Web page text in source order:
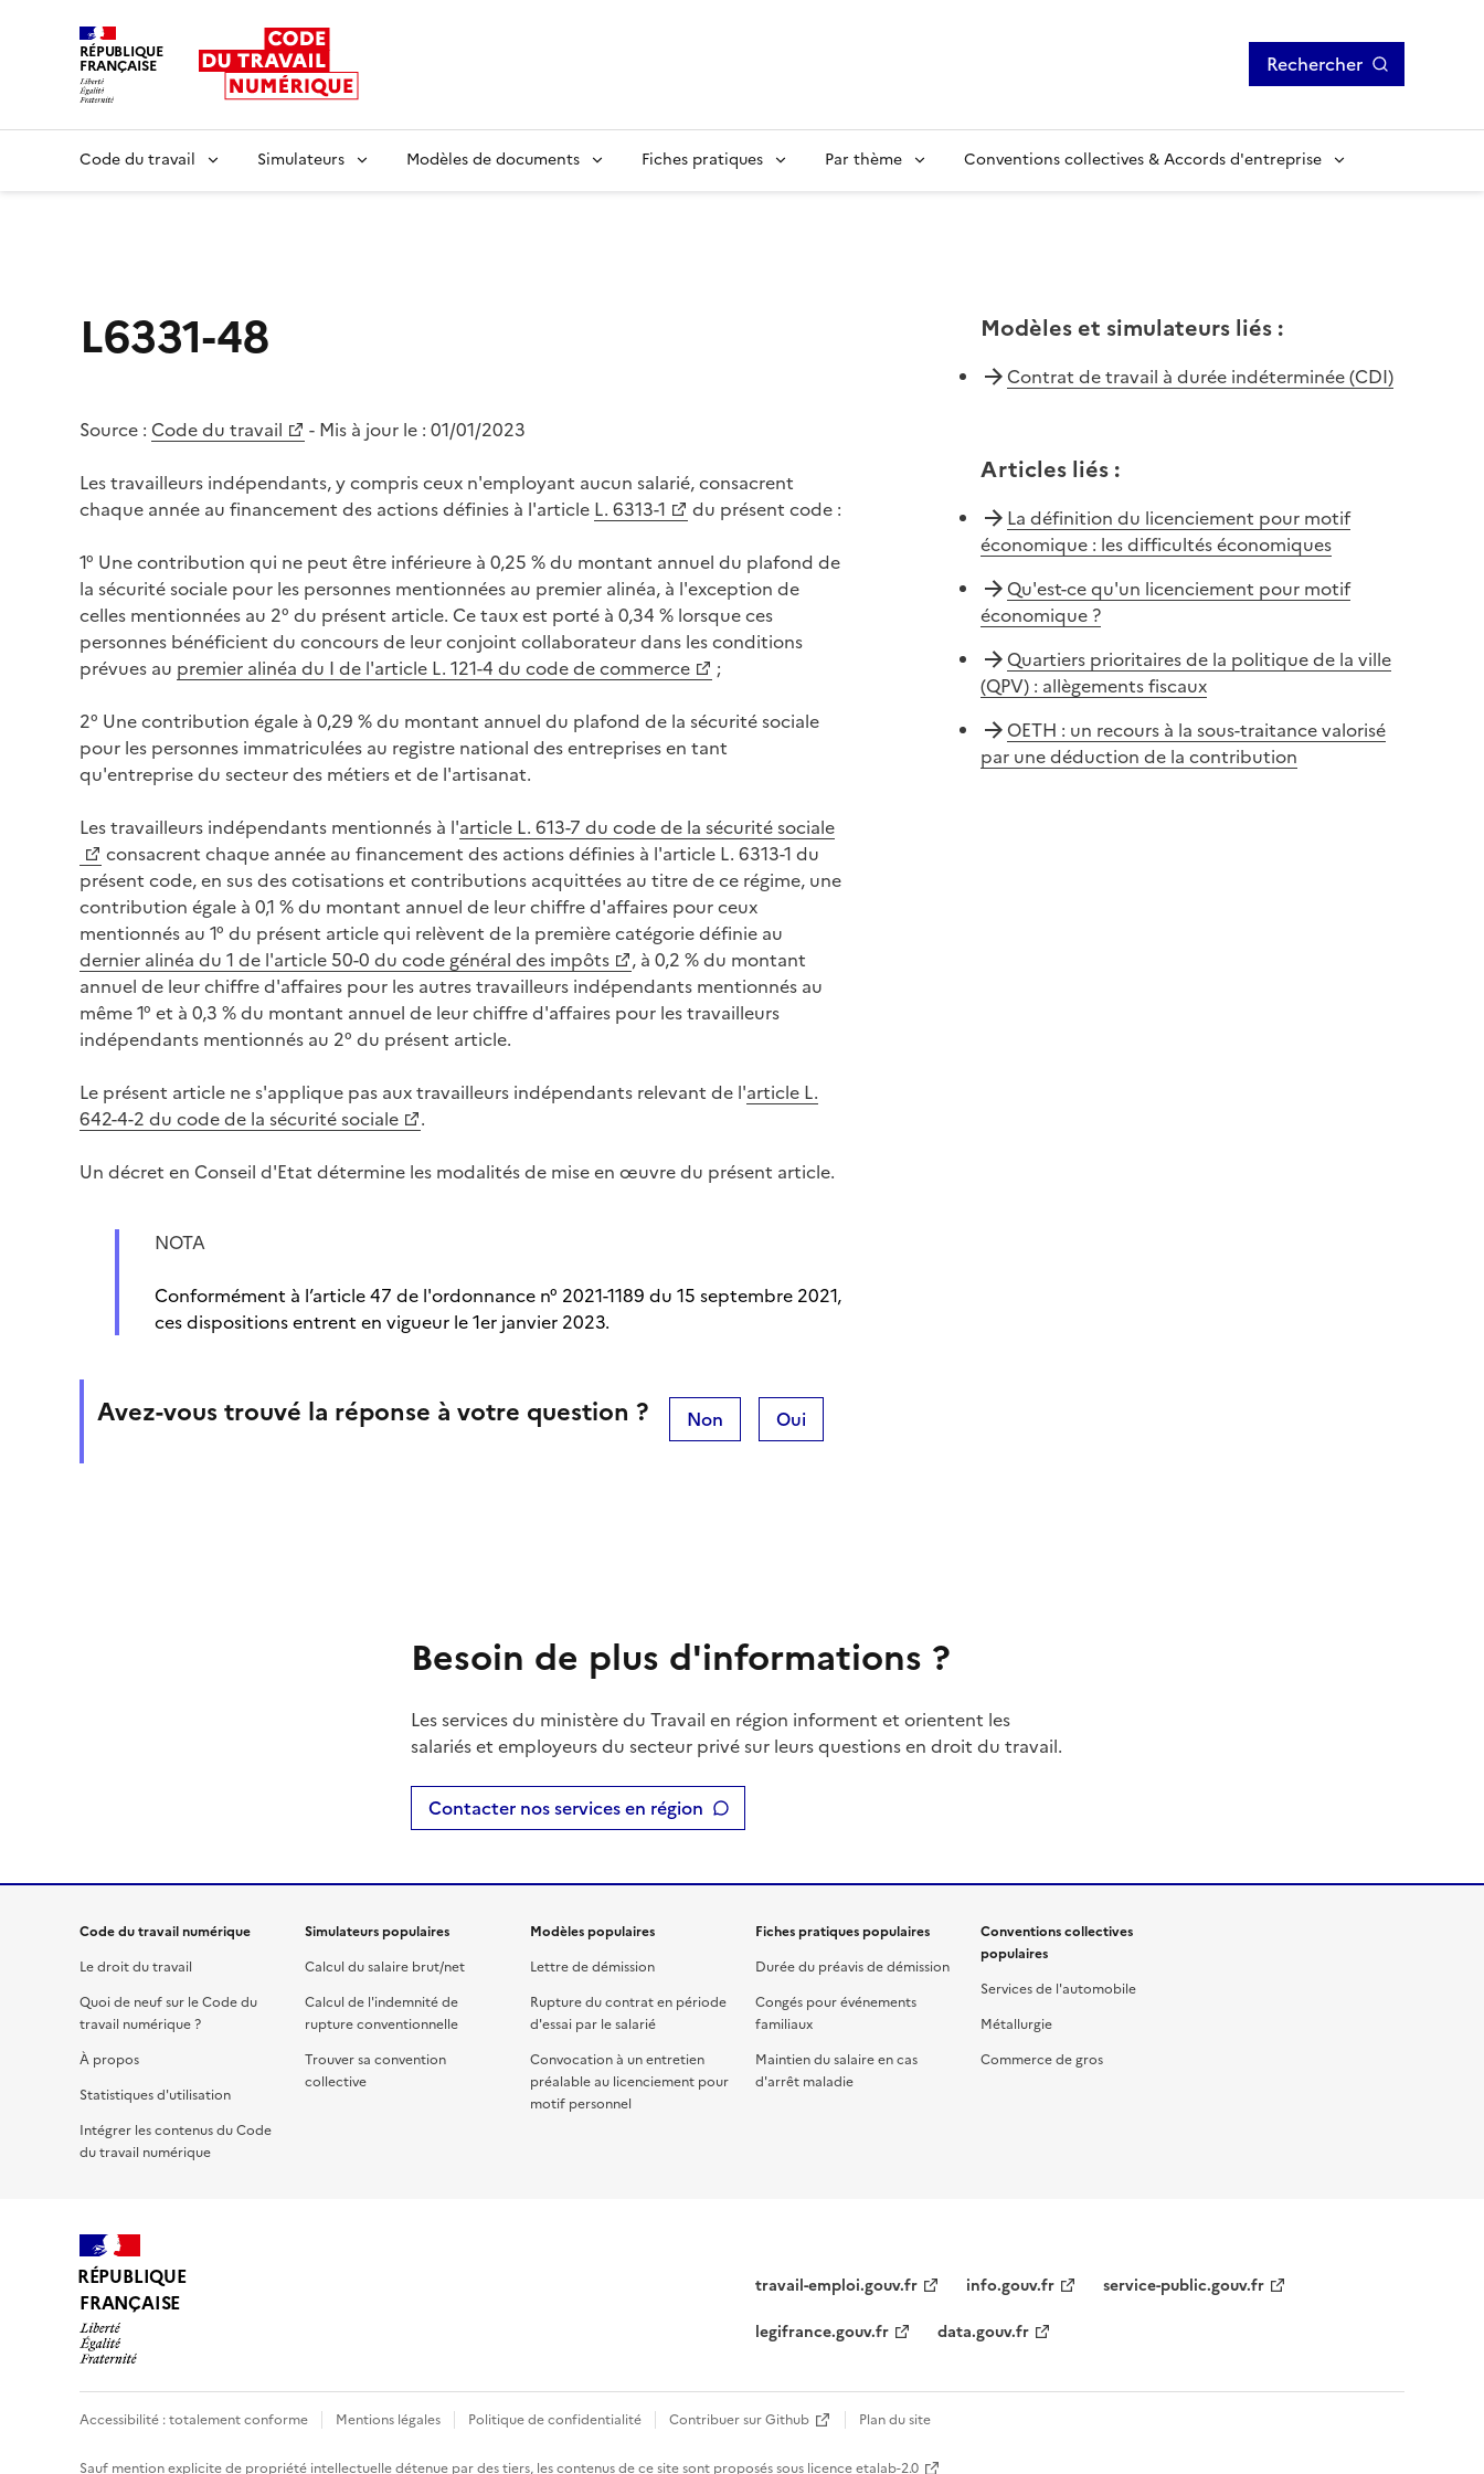
RÉPUBLIQUE
FRANÇAISE Rechercher
Code du travail Simulateurs Modèles de documents Fiches pratiques Par thème Conventions collectives & Accords d'entreprise
L6331-48
Source : Code du travail - Mis à jour le : 01/01/2023
Les travailleurs indépendants, y compris ceux n'employant aucun salarié, consacrent
chaque année au financement des actions définies à l'article L. 6313-1
du présent code :
1° Une contribution qui ne peut être inférieure à 0,25 % du montant annuel du plafond de
la sécurité sociale pour les personnes mentionnées au premier alinéa, à l'exception de
celles mentionnées au 2° du présent article. Ce taux est porté à 0,34 % lorsque ces
personnes bénéficient du concours de leur conjoint collaborateur dans les conditions
prévues au premier alinéa du I de l'article L. 121-4 du code de commerce
;
2° Une contribution égale à 0,29 % du montant annuel du plafond de la sécurité sociale
pour les personnes immatriculées au registre national des entreprises en tant
qu'entreprise du secteur des métiers et de l'artisanat.
Les travailleurs indépendants mentionnés à l'article L. 613-7 du code de la sécurité sociale
consacrent chaque année au financement des actions définies à l'article L. 6313-1 du
présent code, en sus des cotisations et contributions acquittées au titre de ce régime, une
contribution égale à 0,1 % du montant annuel de leur chiffre d'affaires pour ceux
mentionnés au 1° du présent article qui relèvent de la première catégorie définie au
dernier alinéa du 1 de l'article 50-0 du code général des impôts
, à 0,2 % du montant
annuel de leur chiffre d'affaires pour les autres travailleurs indépendants mentionnés au
même 1° et à 0,3 % du montant annuel de leur chiffre d'affaires pour les travailleurs
indépendants mentionnés au 2° du présent article.
Le présent article ne s'applique pas aux travailleurs indépendants relevant de l'article L.
642-4-2 du code de la sécurité sociale
.
Un décret en Conseil d'Etat détermine les modalités de mise en œuvre du présent article.
NOTA
Conformément à l’article 47 de l'ordonnance n° 2021-1189 du 15 septembre 2021,
ces dispositions entrent en vigueur le 1er janvier 2023.
Avez-vous trouvé la réponse à votre question ? Non Oui
Modèles et simulateurs liés:
Contrat de travail à durée indéterminée (CDI)
Articles liés:
La définition du licenciement pour motif
économique : les difficultés économiques
Qu'est-ce qu'un licenciement pour motif
économique ?
Quartiers prioritaires de la politique de la ville
(QPV) : allègements fiscaux
OETH : un recours à la sous-traitance valorisé
par une déduction de la contribution
Besoin de plus d'informations ?
Les services du ministère du Travail en région informent et orientent les
salariés et employeurs du secteur privé sur leurs questions en droit du travail.
Contacter nos services en région
Code du travail numérique
Le droit du travail
Quoi de neuf sur le Code du
travail numérique ?
À propos
Statistiques d'utilisation
Intégrer les contenus du Code
du travail numérique
Simulateurs populaires
Calcul du salaire brut/net
Calcul de l'indemnité de
rupture conventionnelle
Trouver sa convention
collective
Modèles populaires
Lettre de démission
Rupture du contrat en période
d'essai par le salarié
Convocation à un entretien
préalable au licenciement pour
motif personnel
Fiches pratiques populaires
Durée du préavis de démission
Congés pour événements
familiaux
Maintien du salaire en cas
d'arrêt maladie
Conventions collectives
populaires
Services de l'automobile
Métallurgie
Commerce de gros
RÉPUBLIQUE
FRANÇAISE
travail-emploi.gouv.fr info.gouv.fr
service-public.gouv.fr
legifrance.gouv.fr
data.gouv.fr
Accessibilité : totalement conforme Mentions légales Politique de confidentialité Contribuer sur Github Plan du site
Sauf mention explicite de propriété intellectuelle détenue par des tiers, les contenus de ce site sont proposés sous licence etalab-2.0